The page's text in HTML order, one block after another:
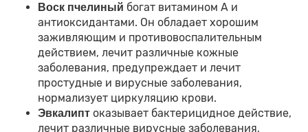
Воск пчелиный богат витамином А и
антиоксидантами. Он обладает хорошим
заживляющим и противовоспалительным
действием, лечит различные кожные
заболевания, предупреждает и лечит
простудные и вирусные заболевания,
нормализует циркуляцию крови.
Эвкалипт оказывает бактерицидное действие,
лечит различные вирусные заболевания,